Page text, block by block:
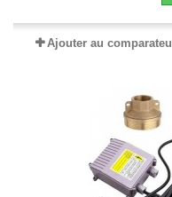
Ajouter au